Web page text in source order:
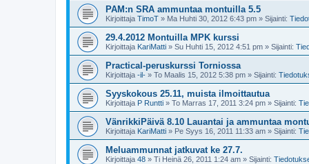
PAM:n SRA ammuntaa montuilla 5.5
Kirjoittaja TimoT » Ma Huhti 30, 2012 6:43 pm » Sijainti:
29.4.2012 Montuilla MPK kurssi
Kirjoittaja KariMatti » Su Huhti 15, 2012 4:51 pm » Sijainti:
Practical-peruskurssi Torniossa
Kirjoittaja -il- » To Maalis 15, 2012 5:38 pm » Sijainti:
Syyskokous 25.11, muista ilmoittautua
Kirjoittaja P Runtti » To Marras 17, 2011 3:24 pm » Sijainti:
VänrikkiPäivä 8.10 Lauantai ja ammuntaa
Kirjoittaja KariMatti » Pe Syys 16, 2011 11:33 am » Sijainti:
Meluammunnat jatkuvat ke 27.7.
Kirjoittaja 48 » Ti Heinä 26, 2011 1:24 am » Sijainti: